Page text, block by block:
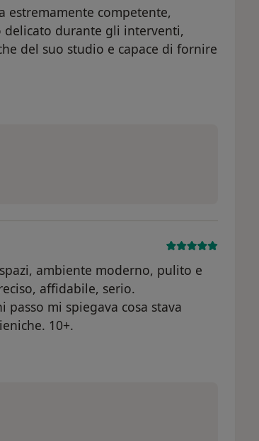
competente,
durante gli interventi,
del suo studio e capace di fornire
ambiente moderno, pulito e
affidabile, serio.
mi spiegava cosa stava
10+.